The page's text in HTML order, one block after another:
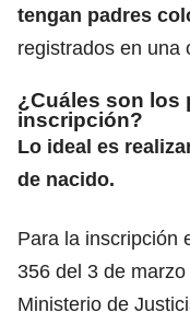
tengan padres
registrados en una
¿Cuáles son los
inscripción?
Lo ideal es
de nacido.
Para la inscripción
356 del 3 de
Ministerio de